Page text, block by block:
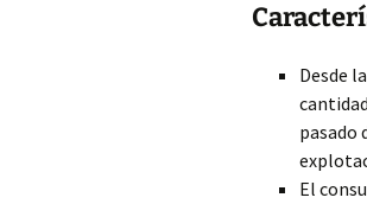
Desde
pasado
El